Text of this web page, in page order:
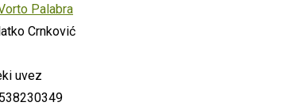
Palabra
Crnković
uvez